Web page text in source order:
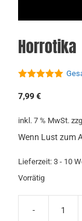
Horrotika
7,99€
inkl. 7 % MwSt.
Wenn Lust zum
Lieferzeit: 3 - 10
Vorrätig
-